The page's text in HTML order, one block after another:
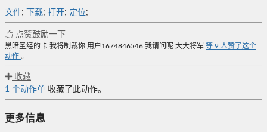
文件; 下载; 打开; 定位;
点赞鼓励一下
黑暗圣经的卡 我将制裁你 用户1674846546 我请问呢 大大将军 等 9 人赞了这个
动作 。
收藏
1 个动作单 收藏了此动作。
更多信息